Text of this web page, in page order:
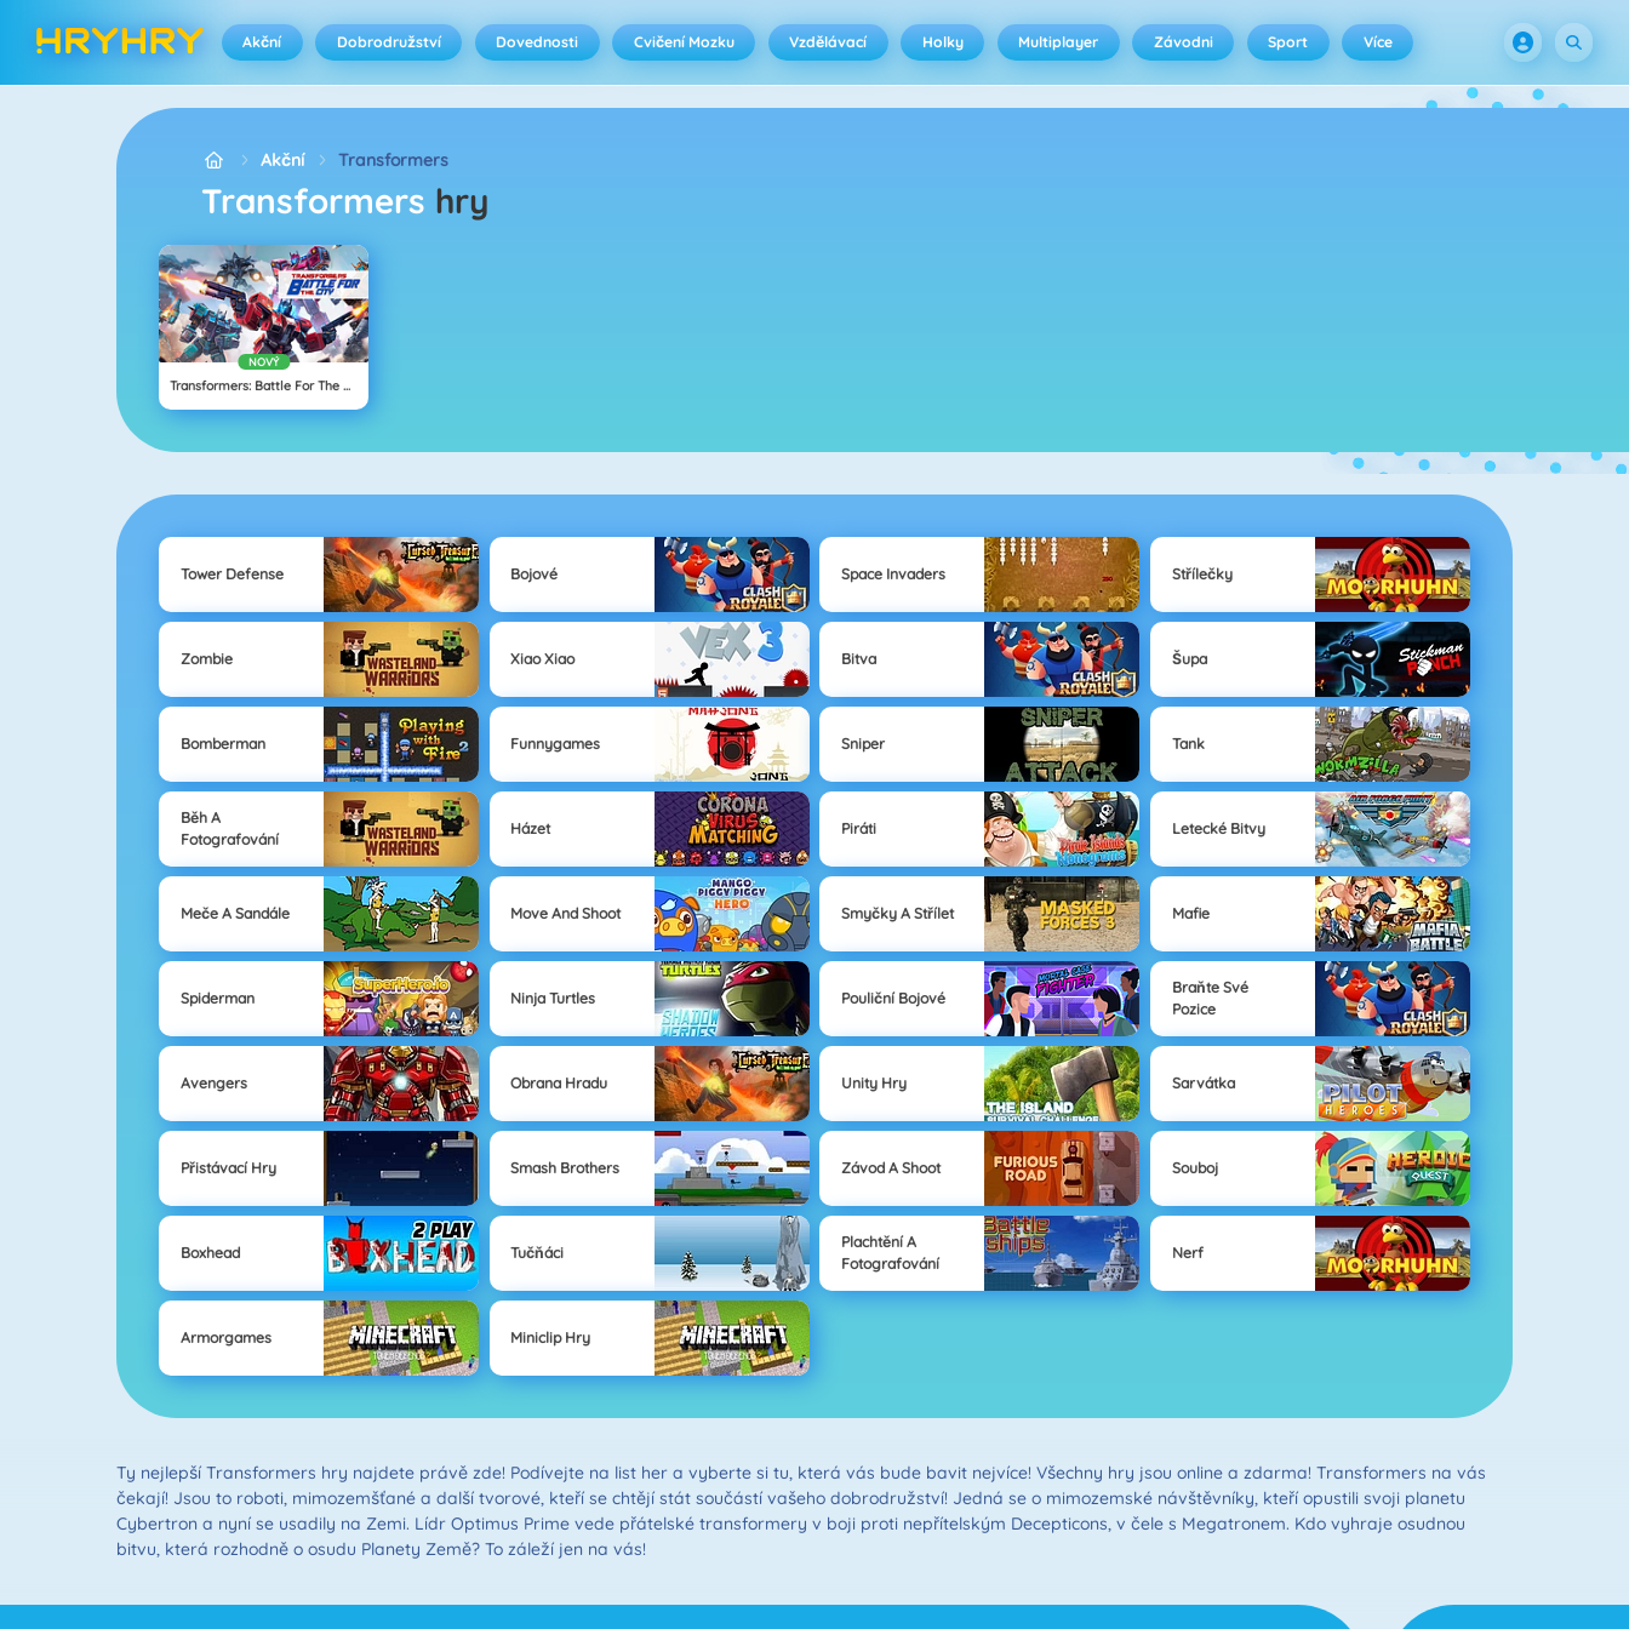
Akční Dobrodružství Dovednosti Cvičení Mozku Vzdělávací Holky Multiplayer Závodni Sport Více
Akční Transformers
Transformers hry
NOVÝ
Transformers: Battle For The City
Tower Defense Bojové Space Invaders Střílečky
Zombie Xiao Xiao Bitva Šupa
Bomberman Funnygames Sniper Tank
Běh A
Fotografování
Házet Piráti Letecké Bitvy
Meče A Sandále Move And Shoot Smyčky A Střílet Mafie
Spiderman Ninja Turtles Pouliční Bojové
Braňte Své
Pozice
Avengers Obrana Hradu Unity Hry Sarvátka
Přistávací Hry Smash Brothers Závod A Shoot Souboj
Boxhead Tučňáci
Plachtění A
Fotografování
Nerf
Armorgames Miniclip Hry
Ty nejlepší Transformers hry najdete právě zde! Podívejte na list her a vyberte si tu, která vás bude bavit nejvíce! Všechny hry jsou online a zdarma! Transformers na vás
čekají! Jsou to roboti, mimozemšťané a další tvorové, kteří se chtějí stát součástí vašeho dobrodružství! Jedná se o mimozemské návštěvníky, kteří opustili svoji planetu
Cybertron a nyní se usadily na Zemi. Lídr Optimus Prime vede přátelské transformery v boji proti nepřítelským Decepticons, v čele s Megatronem. Kdo vyhraje osudnou
bitvu, která rozhodně o osudu Planety Země? To záleží jen na vás!